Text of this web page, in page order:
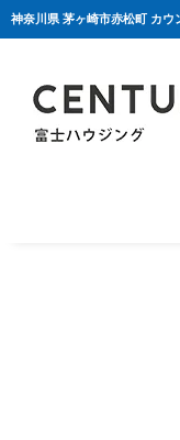
神奈川県 茅ヶ崎市赤松町 カ